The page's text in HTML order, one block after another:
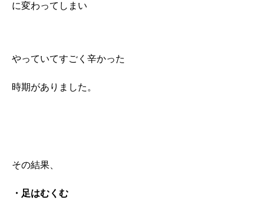
に変わってしまい
やっていてすごく辛かった
時期がありました。
その結果、
・足はむくむ